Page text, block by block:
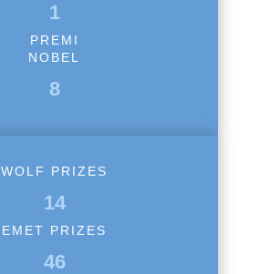
1
PREMI
NOBEL
8
WOLF PRIZES
14
EMET PRIZES
46